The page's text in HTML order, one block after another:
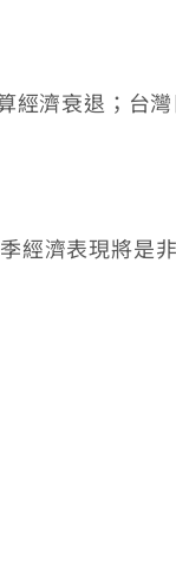
濟衰退；台
濟表現將是